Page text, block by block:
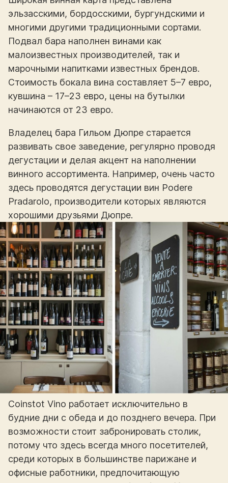
эльзасскими, бордосскими, бургундскими и
многими другими традиционными сортами.
Подвал бара наполнен винами как
малоизвестных производителей, так и
марочными напитками известных брендов.
Стоимость бокала вина составляет 5–7 евро,
кувшина – 17–23 евро, цены на бутылки
начинаются от 23 евро.
Владелец бара Гильом Дюпре старается
развивать свое заведение, регулярно проводя
дегустации и делая акцент на наполнении
винного ассортимента. Например, очень часто
здесь проводятся дегустации вин Podere
Pradarolo, производители которых являются
хорошими друзьями Дюпре.
Coinstot Vino работает исключительно в
будние дни с обеда и до позднего вечера. При
возможности стоит забронировать столик,
потому что здесь всегда много посетителей,
среди которых в большинстве парижане и
офисные работники, предпочитающую